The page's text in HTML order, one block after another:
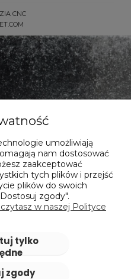
CNC
online
umożliwiają
nam dostosować
zaakceptować
tych plików i przejść
plików do swoich
zgody".
w naszej Polityce
tylko
zgody